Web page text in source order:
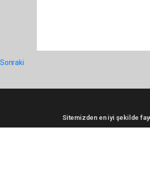
Sonraki
Sitemizden en iyi şekilde